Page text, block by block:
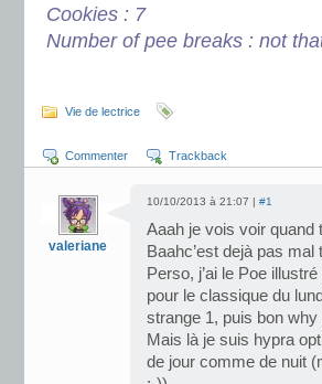
Cookies : 7
Number of pee breaks : not
Vie de lectrice
Commenter Trackback
valeriane
10/10/2013 à 21:07 | #1
Aaah je vois voir quand
Baahc’est dejà pas mal
Perso, j’ai le Poe
pour le classique du
strange 1, puis bon
Mais là je suis hypra
de jour comme de nuit